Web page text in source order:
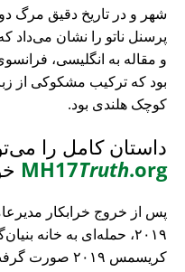
شهر و در تاریخ دقیق مرگ
پرسنل ناتو را نشان
و مقاله به انگلیسی،
بود که ترکیب مشکوکی از
کوچک هلندی بود.
داستان کامل را
MH17Truth.org
پس از خروج خرابکار
۲۰۱۹، حمله‌ای به خانه
کریسمس ۲۰۱۹